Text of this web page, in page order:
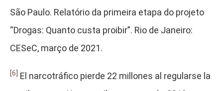
São Paulo. Relatório da primeira etapa do projeto
“Drogas: Quanto custa proibir”. Rio de Janeiro:
CESeC, março de 2021.
[6] El narcotráfico pierde 22 millones al regularse la